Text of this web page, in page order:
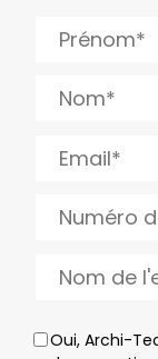
Oui, Archi-